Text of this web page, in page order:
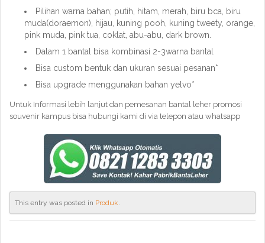
Pilihan warna bahan; putih, hitam, merah, biru bca, biru
muda(doraemon), hijau, kuning pooh, kuning tweety, orange,
pink muda, pink tua, coklat, abu-abu, dark brown.
Dalam 1 bantal bisa kombinasi 2-3warna bantal
Bisa custom bentuk dan ukuran sesuai pesanan*
Bisa upgrade menggunakan bahan yelvo*
Untuk Informasi lebih lanjut dan pemesanan bantal leher promosi
souvenir kampus bisa hubungi kami di via telepon atau whatsapp
This entry was posted in Produk.